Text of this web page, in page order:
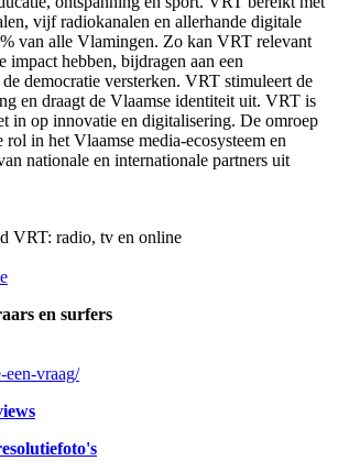
vijf radiokanalen en allerhande digitale
van alle Vlamingen. Zo kan VRT relevant
impact hebben, bijdragen aan een
democratie versterken. VRT stimuleert de
en draagt de Vlaamse identiteit uit. VRT is
in op innovatie en digitalisering. De omroep
rol in het Vlaamse media-ecosysteem en
nationale en internationale partners uit
VRT: radio, tv en online
en surfers
vraag/